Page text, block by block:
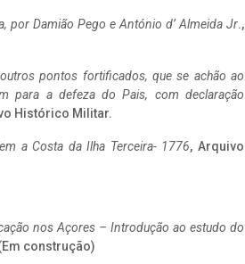
por Damião Pego e António d’ Almeida Jr.,
pontos fortificados, que se achão ao
para a defeza do Pais, com declaração
Histórico Militar.
a Costa da Ilha Terceira- 1776, Arquivo
nos Açores – Introdução ao estudo do
construção)